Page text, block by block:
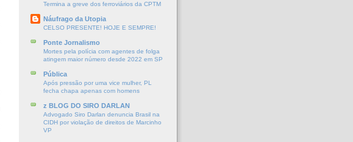
Termina a greve dos ferroviários da CPTM
Náufrago da Utopia
CELSO PRESENTE! HOJE E SEMPRE!
Ponte Jornalismo
Mortes pela polícia com agentes de folga
atingem maior número desde 2022 em SP
Pública
Após pressão por uma vice mulher, PL
fecha chapa apenas com homens
z BLOG DO SIRO DARLAN
Advogado Siro Darlan denuncia Brasil na
CIDH por violação de direitos de Marcinho
VP